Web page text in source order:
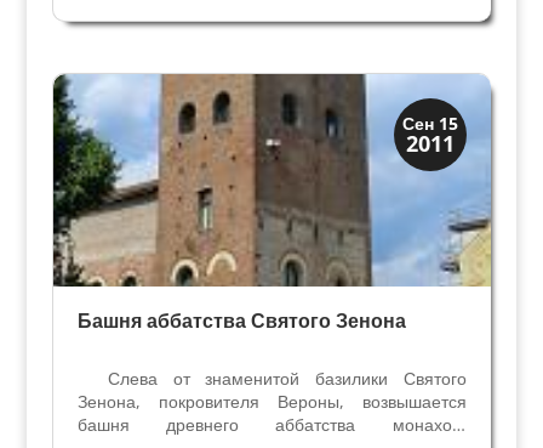
Церковь Святой Елены – часть комплекса
религиозной жизни...
Сен 15
2011
Верона
Средневековая
Башня аббатства Святого Зенона
Слева от знаменитой базилики Святого
Зенона, покровителя Вероны, возвышается
башня древнего аббатства монахов-